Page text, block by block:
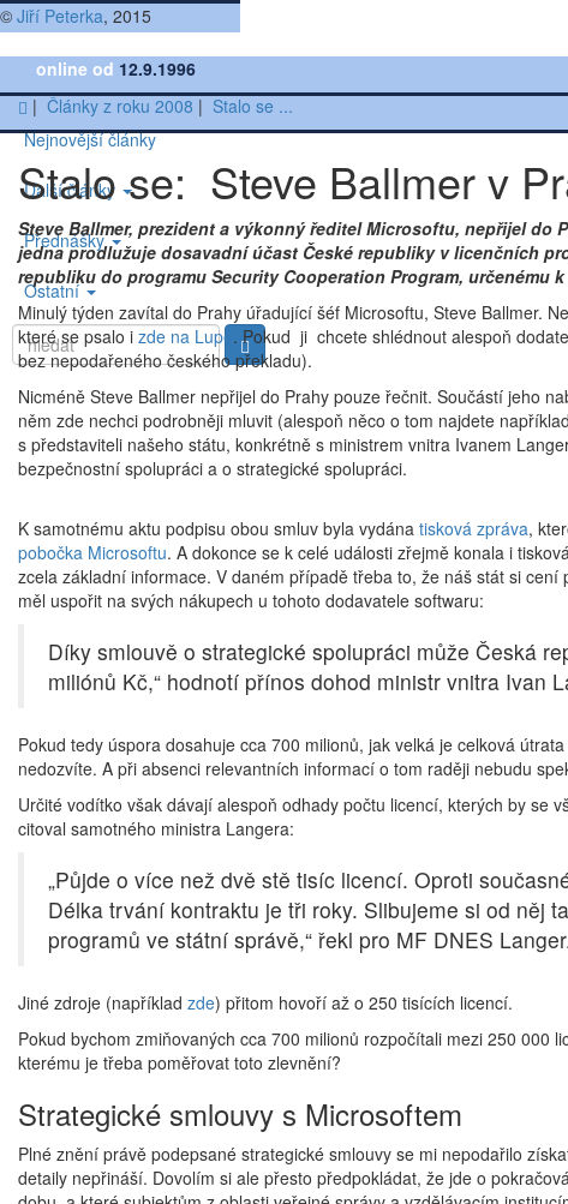
© Jiří Peterka, 2015
online od 12.9.1996
Nejnovější články
Další články
Přednášky
Ostatní
| Články z roku 2008 | Stalo se ...
Stalo se: Steve Ballmer v
Steve Ballmer, prezident a výkonný ředitel Microsoftu, nepřijel do
jedna prodlužuje dosavadní účast České republiky v licenčních
republiku do programu Security Cooperation Program, určenému
Minulý týden zavítal do Prahy úřadující šéf Microsoftu, Steve Ballmer.
které se psalo i zde na Lupě . Pokud ji chcete shlédnout alespoň
bez nepodařeného českého překladu).
Nicméně Steve Ballmer nepřijel do Prahy pouze řečnit. Součástí jeho
něm zde nechci podrobněji mluvit (alespoň něco o tom najdete například
s představiteli našeho státu, konkrétně s ministrem vnitra Ivanem
bezpečnostní spolupráci a o strategické spolupráci.
K samotnému aktu podpisu obou smluv byla vydána tisková zpráva,
pobočka Microsoftu. A dokonce se k celé události zřejmě konala i
zcela základní informace. V daném případě třeba to, že náš stát si
měl uspořit na svých nákupech u tohoto dodavatele softwaru:
Díky smlouvě o strategické spolupráci může Česká
miliónů Kč,“ hodnotí přínos dohod ministr vnitra Ivan
Pokud tedy úspora dosahuje cca 700 milionů, jak velká je celková
nedozvíte. A při absenci relevantních informací o tom raději nebudu
Určité vodítko však dávají alespoň odhady počtu licencí, kterých by se
citoval samotného ministra Langera:
„Půjde o více než dvě stě tisíc licencí. Oproti
Délka trvání kontraktu je tři roky. Slibujeme si od něj
programů ve státní správě,“ řekl pro MF DNES
Jiné zdroje (například zde) přitom hovoří až o 250 tisících licencí.
Pokud bychom zmiňovaných cca 700 milionů rozpočítali mezi 250 000
kterému je třeba poměřovat toto zlevnění?
Strategické smlouvy s Microsoftem
Plné znění právě podepsané strategické smlouvy se mi nepodařilo
detaily nepřináší. Dovolím si ale přesto předpokládat, že jde o